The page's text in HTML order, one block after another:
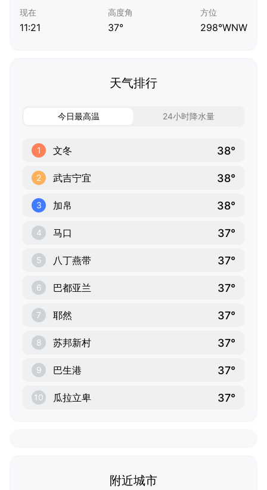
现在
11:21
高度角
37°
方位
298°WNW
天气排行
今日最高温 24小时降水量
1 文冬 38°
2 武吉宁宜 38°
3 加帛 38°
4 马口 37°
5 八丁燕带 37°
6 巴都亚兰 37°
7 耶然 37°
8 苏邦新村 37°
9 巴生港 37°
10 瓜拉立卑 37°
附近城市